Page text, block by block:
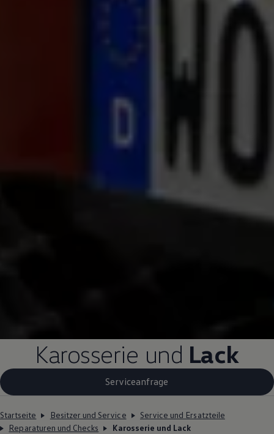
Karosserie und Lack
Serviceanfrage
Startseite Besitzer und Service
Service und Ersatzteile
Reparaturen und Checks
Karosserie und Lack